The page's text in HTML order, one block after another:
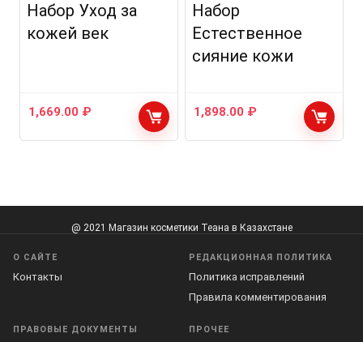
Набор Уход за
кожей век
1,669.00 ₽
Набор
Естественное
сияние кожи
1,898.00 ₽
@ 2021 Магазин косметики Теана в Казахстане
О САЙТЕ
Контакты
РЕДАКЦИОННАЯ ПОЛИТИКА
Политика исправлений
Правила комментирования
ПРАВОВЫЕ ДОКУМЕНТЫ ПРОЧЕЕ